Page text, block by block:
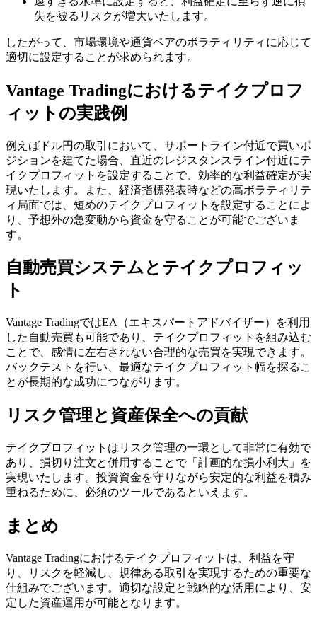
失を被るリスクが増大いたします。
したがって、市場環境や通貨ペアのボラティリティに応じて
適切に設定することが求められます。
Vantage Tradingにおけるテイクプロフ
ィットの実践例
例えばドル円の取引において、サポートライン付近で買いポ
ジションを建てた場合、直近のレジスタンスライン付近にテ
イクプロフィットを設定することで、効率的な利益確定が実
現いたします。また、経済指標発表時などの高ボラティリテ
ィ局面では、短めのテイクプロフィットを設定することによ
り、予想外の急変動から資金を守ることが可能でございま
す。
自動売買システムとテイクプロフィッ
ト
Vantage TradingではEA（エキスパートアドバイザー）を利用
した自動売買も可能であり、テイクプロフィットを組み込む
ことで、感情に左右されない合理的な売買を実現できます。
バックテストを行い、最適なテイクプロフィット幅を探るこ
とが長期的な成功につながります。
リスク管理と資産保全への貢献
テイクプロフィットはリスク管理の一環として非常に有効で
あり、損切り注文と併用することで「計画的な損小利大」を
実現いたします。投資資金を守りながら安定的な利益を積み
重ねるために、必須のツールであるといえます。
まとめ
Vantage Tradingにおけるテイクプロフィットは、利益を守
り、リスクを軽減し、規律ある取引を実現するための重要な
仕組みでございます。適切な設定と戦略的な活用により、安
定した資産運用が可能となります。